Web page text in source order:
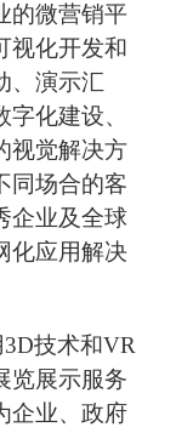
的微营销平
视化开发和
、演示汇
化建设、
视觉解决方
同场合的客
企业及全球
化应用解决
技术和VR
览展示服务
企业、政府